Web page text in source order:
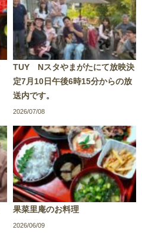
TUY Nスタやまがたにて放映決
定7月10日午後6時15分からの放
送内です。
2026/07/08
果菜里庵のお料理
2026/06/09